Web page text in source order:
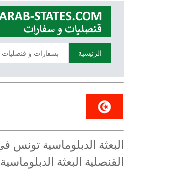
الرئيسية بسفارات و قنصليات
البعثة الدبلوماسية
القنصلية البعثة